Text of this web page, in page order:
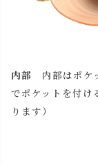
内部 内部はポケ
でポケットを付け
ります）